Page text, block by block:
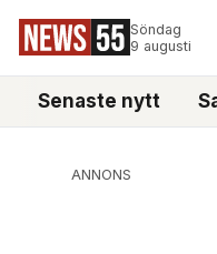
Söndag
9 augusti
Senaste nytt
ANNONS